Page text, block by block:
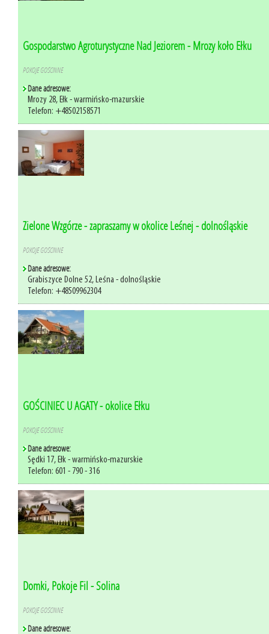
Gospodarstwo Agroturystyczne Nad Jeziorem - Mrozy koło Ełku
POKOJE GOŚCINNE
Dane adresowe:
Mrozy 28, Ełk - warmińsko-mazurskie
Telefon: +48502158571
Zielone Wzgórze - zapraszamy w okolice Leśnej - dolnośląskie
POKOJE GOŚCINNE
Dane adresowe:
Grabiszyce Dolne 52, Leśna - dolnośląskie
Telefon: +48509962304
GOŚCINIEC U AGATY - okolice Ełku
POKOJE GOŚCINNE
Dane adresowe:
Sędki 17, Ełk - warmińsko-mazurskie
Telefon: 601 - 790 - 316
Domki, Pokoje Fil - Solina
POKOJE GOŚCINNE
Dane adresowe: